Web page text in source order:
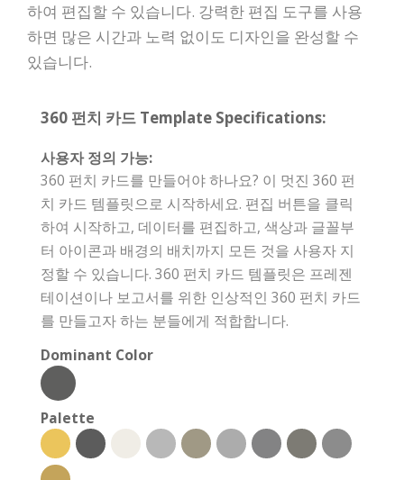
하여 편집할 수 있습니다. 강력한 편집 도구를 사용
하면 많은 시간과 노력 없이도 디자인을 완성할 수
있습니다.
360 펀치 카드 Template Specifications:
사용자 정의 가능:
360 펀치 카드를 만들어야 하나요? 이 멋진 360 펀
치 카드 템플릿으로 시작하세요. 편집 버튼을 클릭
하여 시작하고, 데이터를 편집하고, 색상과 글꼴부
터 아이콘과 배경의 배치까지 모든 것을 사용자 지
정할 수 있습니다. 360 펀치 카드 템플릿은 프레젠
테이션이나 보고서를 위한 인상적인 360 펀치 카드
를 만들고자 하는 분들에게 적합합니다.
Dominant Color
Palette